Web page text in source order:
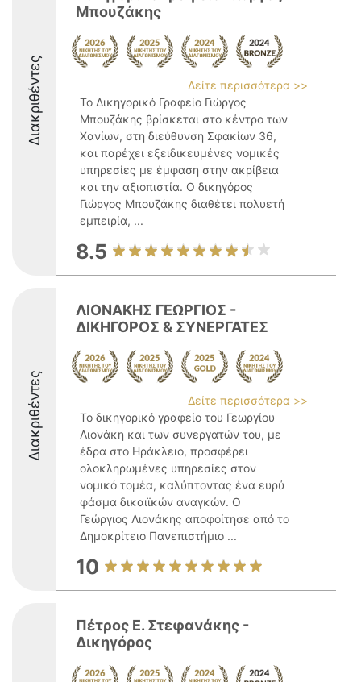
Διακριθέντες
Μπουζάκης
Δείτε περισσότερα >>
Το Δικηγορικό Γραφείο Γιώργος
Μπουζάκης βρίσκεται στο κέντρο των
Χανίων, στη διεύθυνση Σφακίων 36,
και παρέχει εξειδικευμένες νομικές
υπηρεσίες με έμφαση στην ακρίβεια
και την αξιοπιστία. Ο δικηγόρος
Γιώργος Μπουζάκης διαθέτει πολυετή
εμπειρία, ...
8.5
Διακριθέντες
ΛΙΟΝΑΚΗΣ ΓΕΩΡΓΙΟΣ -
ΔΙΚΗΓΟΡΟΣ & ΣΥΝΕΡΓΑΤΕΣ
Δείτε περισσότερα >>
Το δικηγορικό γραφείο του Γεωργίου
Λιονάκη και των συνεργατών του, με
έδρα στο Ηράκλειο, προσφέρει
ολοκληρωμένες υπηρεσίες στον
νομικό τομέα, καλύπτοντας ένα ευρύ
φάσμα δικαιϊκών αναγκών. Ο
Γεώργιος Λιονάκης αποφοίτησε από το
Δημοκρίτειο Πανεπιστήμιο ...
10
Πέτρος Ε. Στεφανάκης -
Δικηγόρος